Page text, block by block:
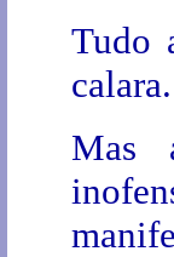
Tudo
calara.
Mas